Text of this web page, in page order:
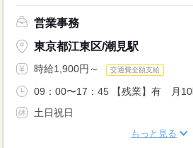
営業事務
東京都江東区/潮見駅
時給1,900円～ 交通費全額支給
09：00〜17：45 【残業】有 月10
土日祝日
もっと見る